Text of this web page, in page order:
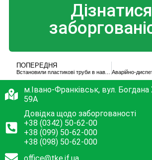
Дізнатися
ПОПЕРЕДНЯ
Встановили пластикові труби в навчальному закладі
м.Івано-Франківськ, вул.
59А
Довідка щодо заборгованості
+38 (0342) 50-62-00
+38 (099) 50-62-000
+38 (098) 50-62-000